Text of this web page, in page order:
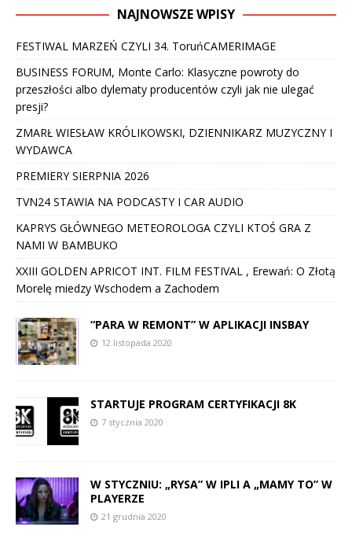
NAJNOWSZE WPISY
FESTIWAL MARZEŃ CZYLI 34. ToruńCAMERIMAGE
BUSINESS FORUM, Monte Carlo: Klasyczne powroty do
przeszłości albo dylematy producentów czyli jak nie ulegać
presji?
ZMARŁ WIESŁAW KRÓLIKOWSKI, DZIENNIKARZ MUZYCZNY I
WYDAWCA
PREMIERY SIERPNIA 2026
TVN24 STAWIA NA PODCASTY I CAR AUDIO
KAPRYS GŁÓWNEGO METEOROLOGA CZYLI KTOŚ GRA Z
NAMI W BAMBUKO
XXIII GOLDEN APRICOT INT. FILM FESTIVAL , Erewań: O Złotą
Morelę miedzy Wschodem a Zachodem
“PARA W REMONT” W APLIKACJI INSBAY
12 listopada 2020
STARTUJE PROGRAM CERTYFIKACJI 8K
7 stycznia 2020
W STYCZNIU: „RYSA” W IPLI A „MAMY TO” W
PLAYERZE
21 grudnia 2020